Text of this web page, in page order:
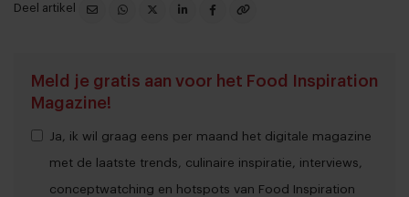
Deel artikel
Meld je gratis aan voor het Food Inspiration
Magazine!
Ja, ik wil graag eens per maand het digitale magazine
met de laatste trends, culinaire inspiratie, interviews,
conceptwatching en hotspots van Food Inspiration